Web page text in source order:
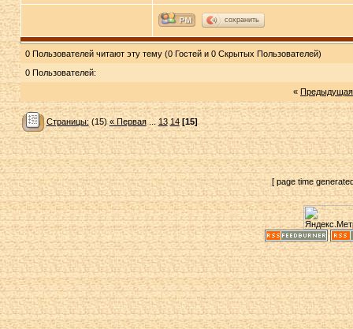
сохранить
0 Пользователей читают эту тему (0 Гостей и 0 Скрытых Пользователей)
0 Пользователей:
«
Страницы:(15)« Первая... 13 14 [15]
[ page time